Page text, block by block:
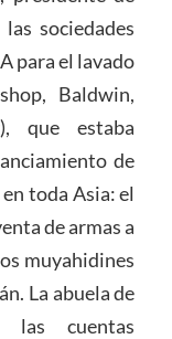
sociedades
para el lavado
Baldwin,
que estaba
de
toda Asia: el
de armas a
muyahidines
La abuela de
las cuentas